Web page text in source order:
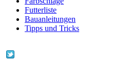
Futterliste
Bauanleitungen
Tipps und Tricks